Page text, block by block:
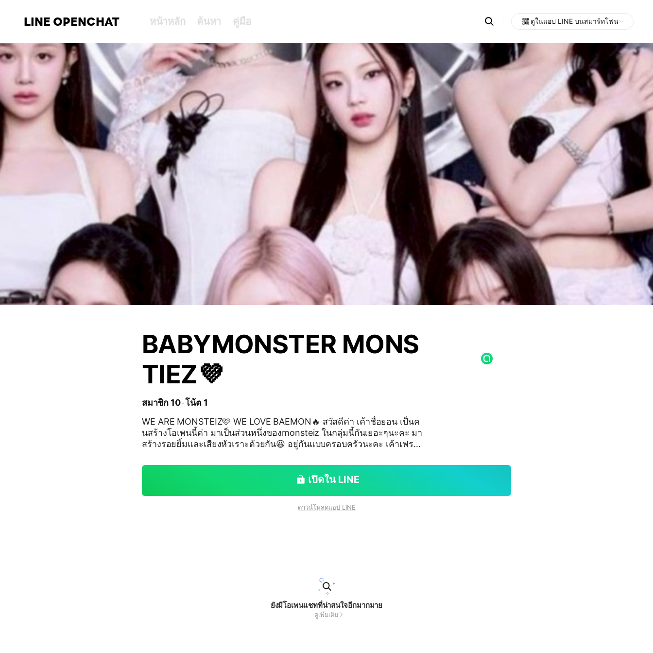
LINE OPENCHAT หน้าหลัก ค้นหา คู่มือ Search
OpenChats
messages
search
ดูในแอป LINE บนสมาร์ทโฟน
BABYMONSTER MONS
TIEZ💜
สมาชิก 10 โน้ต 1
WE ARE MONSTEIZ🩷 WE LOVE BAEMON🔥 สวัสดีค่า เค้าชื่อยอน เป็นค
นสร้างโอเพนนี้ค่า มาเป็นส่วนหนึ่งของmonsteiz ในกลุ่มนี้กันเยอะๆนะคะ มา
สร้างรอยยิ้มและเสียงหัวเราะด้วยกัน😆 อยู่กันแบบครอบครัวนะคะ เค้าเฟรน
🫣 ถ้ามีปัญหาอะไรทักมาถามส่วนตัวได้ TIKTOK🩷 @yonpentertainment
เปิดใน LINE
ดาวน์โหลดแอป LINE
ยังมีโอเพนแชทที่น่าสนใจอีกมากมาย
ดูเพิ่มเติม